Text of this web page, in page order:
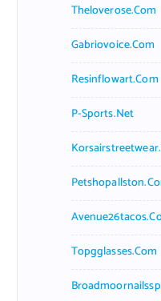
Theloverose.com
Gabriovoice.com
Resinflowart.com
P-Sports.net
Topgglasses.com